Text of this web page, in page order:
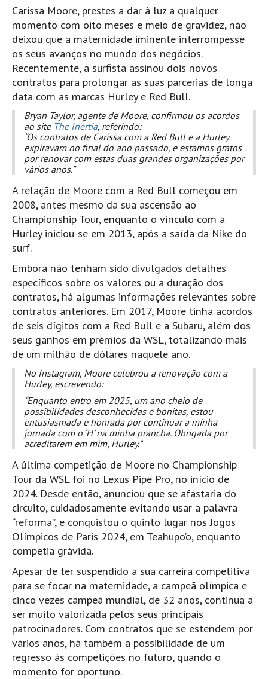
Póvoa de Varzim
Póvoa de Varzim - Ferrari HD
Azurara HD
Praia de Árvore - Areal HD
Mindelo
Mindelo meia laranja HD
Pedras do Corgo - Melanina HD
Cabo do Mundo HD
Leça - L'Kodak (Aterro) HD
Leça da Palmeira HD
Leça da Palmeira bar Oscar HD
Matosinhos HD
Matosinhos - Vagas Bar HD
Cabedelo do Porto
Espinho HD
Espinho vista aérea HD
Espinho - Silvalde HD
AVEIRO
Cortegaça (Vila do Surf) HD
Cortegaça Onda Pontão HD
Praia da Barra Norte HD
FIGUEIRA DA FOZ
Praia do Cabedelo HD
NAZARÉ
Nazaré panoramica praia norte
Nazaré HD
PENICHE
Peniche - Consolação Norte HD
Peniche Supertubos HD
SANTA CRUZ
Praia do Navio HD
Ericeira HD
Ericeira - Ribeira D'Ilhas HD
Boardriders Ericeira HD
Carissa Moore, prestes a dar à luz a qualquer
momento com oito meses e meio de gravidez, não
deixou que a maternidade iminente interrompesse
os seus avanços no mundo dos negócios.
Recentemente, a surfista assinou dois novos
contratos para prolongar as suas parcerias de longa
data com as marcas Hurley e Red Bull.
Bryan Taylor, agente de Moore, confirmou os acordos
ao site The Inertia, referindo:
“Os contratos de Carissa com a Red Bull e a Hurley
expiravam no final do ano passado, e estamos gratos
por renovar com estas duas grandes organizações por
vários anos.”
A relação de Moore com a Red Bull começou em
2008, antes mesmo da sua ascensão ao
Championship Tour, enquanto o vínculo com a
Hurley iniciou-se em 2013, após a saída da Nike do
surf.
Embora não tenham sido divulgados detalhes
específicos sobre os valores ou a duração dos
contratos, há algumas informações relevantes sobre
contratos anteriores. Em 2017, Moore tinha acordos
de seis dígitos com a Red Bull e a Subaru, além dos
seus ganhos em prémios da WSL, totalizando mais
de um milhão de dólares naquele ano.
No Instagram, Moore celebrou a renovação com a
Hurley, escrevendo:
“Enquanto entro em 2025, um ano cheio de
possibilidades desconhecidas e bonitas, estou
entusiasmada e honrada por continuar a minha
jornada com o ‘H’ na minha prancha. Obrigada por
acreditarem em mim, Hurley.”
A última competição de Moore no Championship
Tour da WSL foi no Lexus Pipe Pro, no início de
2024. Desde então, anunciou que se afastaria do
circuito, cuidadosamente evitando usar a palavra
“reforma”, e conquistou o quinto lugar nos Jogos
Olímpicos de Paris 2024, em Teahupo’o, enquanto
competia grávida.
Apesar de ter suspendido a sua carreira competitiva
para se focar na maternidade, a campeã olímpica e
cinco vezes campeã mundial, de 32 anos, continua a
ser muito valorizada pelos seus principais
patrocinadores. Com contratos que se estendem por
vários anos, há também a possibilidade de um
regresso às competições no futuro, quando o
momento for oportuno.